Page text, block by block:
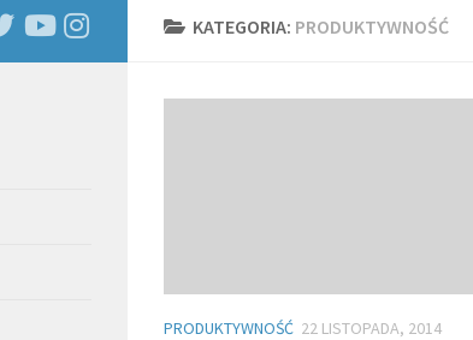
KATEGORIA: PRODUKTYWNOŚĆ
PRODUKTYWNOŚĆ 22 LISTOPADA, 2014